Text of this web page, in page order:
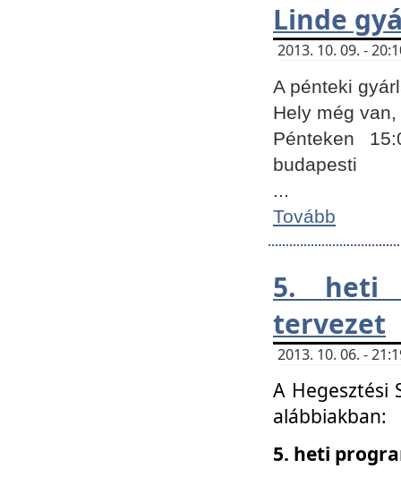
Linde
2013. 10. 09. -
A pénteki
Hely még
Pénteken
budapesti
...
Tovább
5. heti
tervezet
2013. 10. 06. -
A Hegesztési
alábbiakban:
5. heti